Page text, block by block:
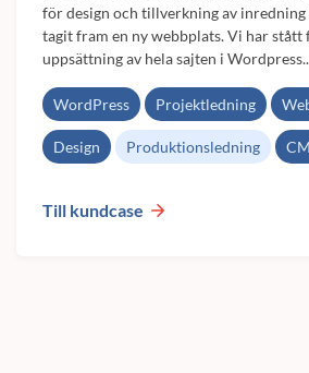
för design och tillverkning av
tagit fram en ny webbplats. Vi har stått
uppsättning av hela sajten i
WordPress Projektledning
Design Produktionsledning
Till kundcase